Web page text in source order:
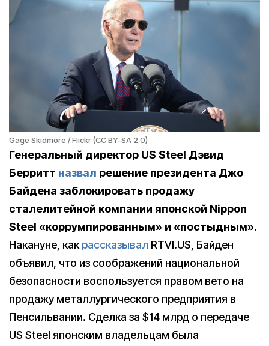
Gage Skidmore / Flickr (CC BY-SA 2.0)
Генеральный директор US Steel Дэвид
Берритт назвал решение президента Джо
Байдена заблокировать продажу
сталелитейной компании японской Nippon
Steel «коррумпированным» и «постыдным».
Накануне, какрассказывал RTVI.US, Байден
объявил, что из соображений национальной
безопасности воспользуется правом вето на
продажу металлургического предприятия в
Пенсильвании. Сделка за $14 млрд о передаче
US Steel японским владельцам была